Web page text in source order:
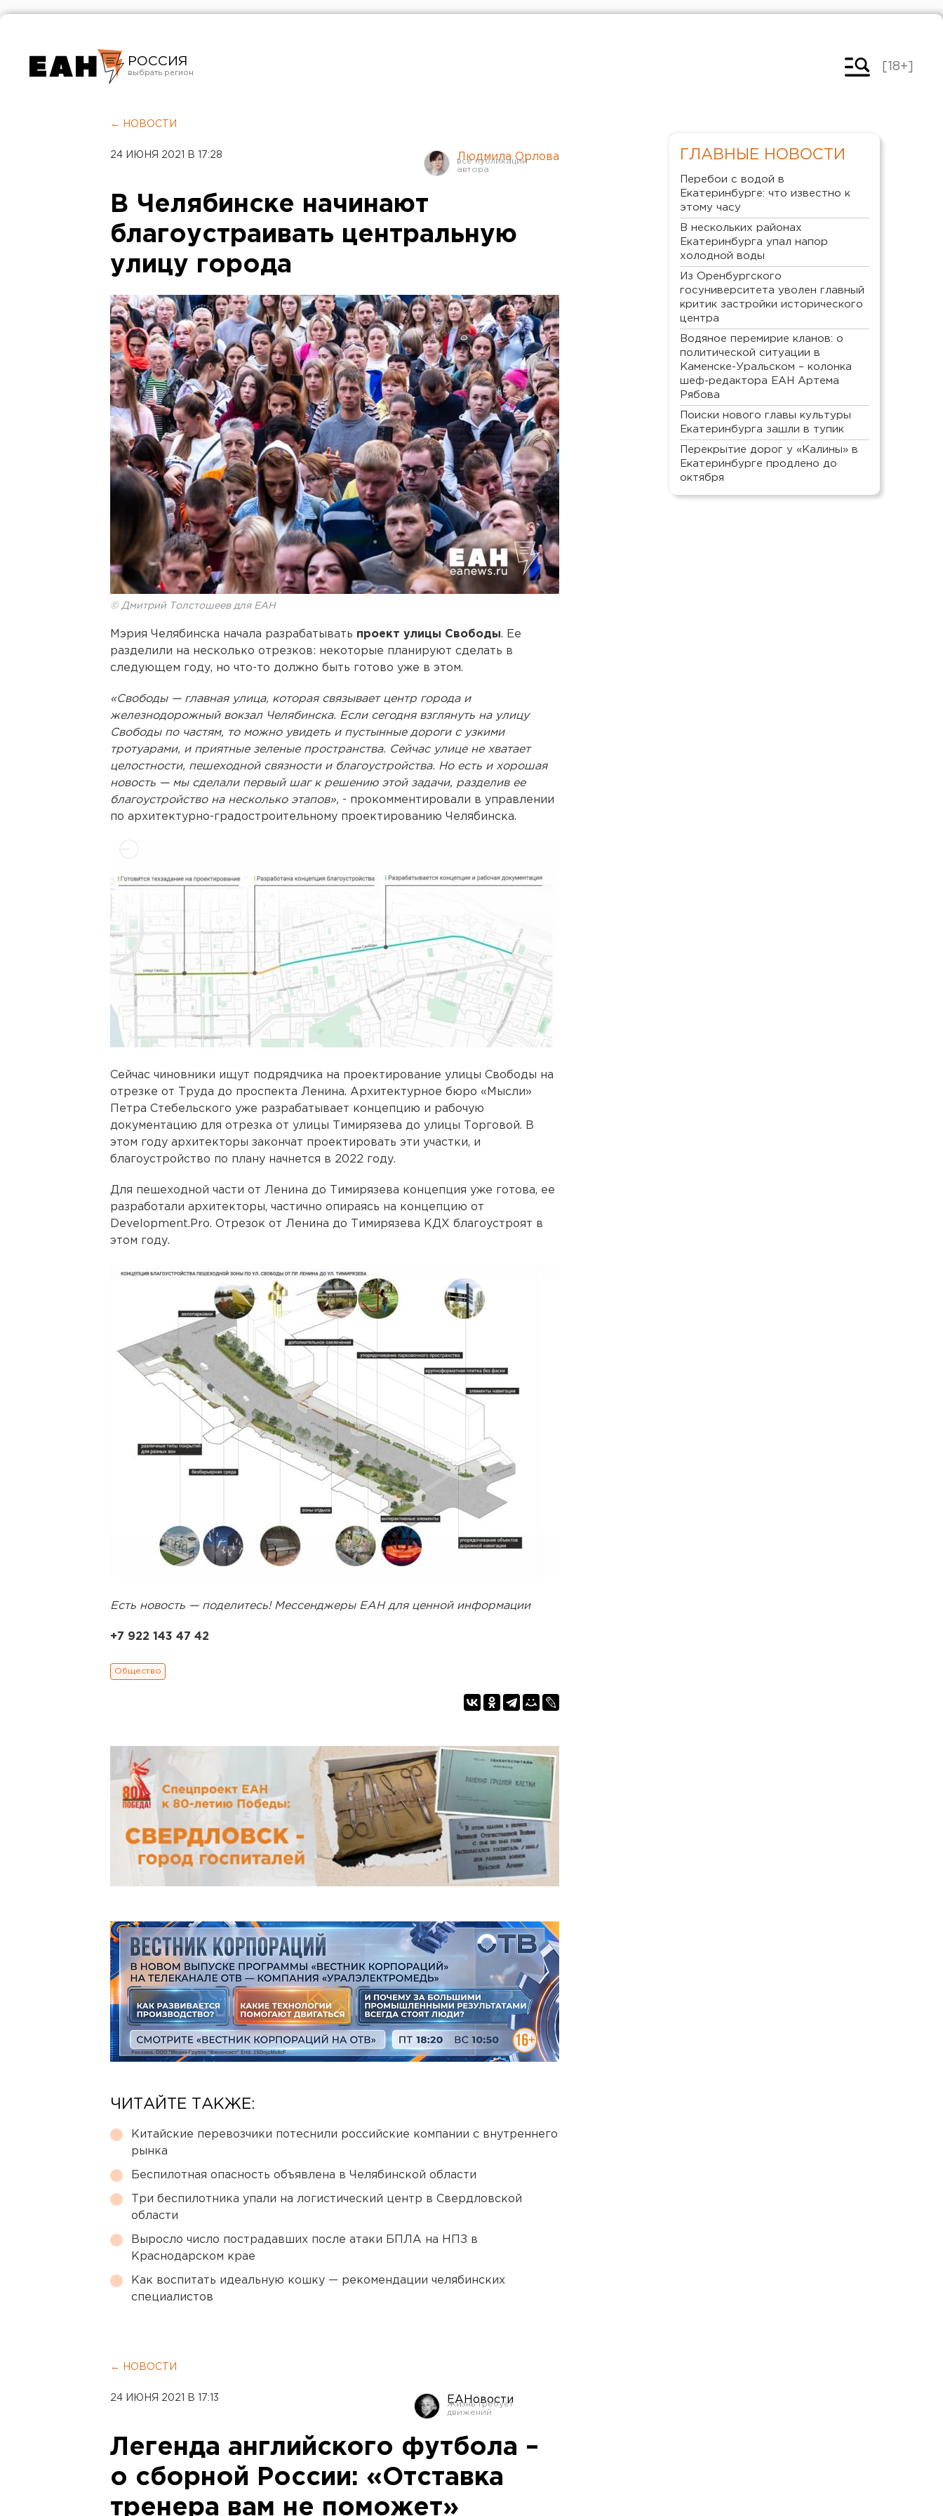
РОССИЯ
Челябинск
[18+]
← НОВОСТИ
24 ИЮНЯ 2021 В 17:28 Людмила Орлова
В Челябинске начинают
благоустраивать центральную
улицу города
© Дмитрий Толстошеев для ЕАН
Мэрия Челябинска начала разрабатывать проект улицы Свободы. Ее
разделили на несколько отрезков: некоторые планируют сделать в
следующем году, но что-то должно быть готово уже в этом.
«Свободы — главная улица, которая связывает центр города и
железнодорожный вокзал Челябинска. Если сегодня взглянуть на улицу
Свободы по частям, то можно увидеть и пустынные дороги с узкими
тротуарами, и приятные зеленые пространства. Сейчас улице не хватает
целостности, пешеходной связности и благоустройства. Но есть и хорошая
новость — мы сделали первый шаг к решению этой задачи, разделив ее
благоустройство на несколько этапов», - прокомментировали в управлении
по архитектурно-градостроительному проектированию Челябинска.
Сейчас чиновники ищут подрядчика на проектирование улицы Свободы на
отрезке от Труда до проспекта Ленина. Архитектурное бюро «Мысли»
Петра Стебельского уже разрабатывает концепцию и рабочую
документацию для отрезка от улицы Тимирязева до улицы Торговой. В
этом году архитекторы закончат проектировать эти участки, и
благоустройство по плану начнется в 2022 году.
Для пешеходной части от Ленина до Тимирязева концепция уже готова, ее
разработали архитекторы, частично опираясь на концепцию от
Development.Pro. Отрезок от Ленина до Тимирязева КДХ благоустроят в
этом году.
Есть новость — поделитесь! Мессенджеры ЕАН для ценной информации
+7 922 143 47 42
Общество
ЧИТАЙТЕ ТАКЖЕ:
Китайские перевозчики потеснили российские компании с внутреннего
рынка
Беспилотная опасность объявлена в Челябинской области
Три беспилотника упали на логистический центр в Свердловской
области
Выросло число пострадавших после атаки БПЛА на НПЗ в
Краснодарском крае
Как воспитать идеальную кошку — рекомендации челябинских
специалистов
← НОВОСТИ
24 ИЮНЯ 2021 В 17:13 ЕАНовости
Легенда английского футбола –
о сборной России: «Отставка
тренера вам не поможет»
ГЛАВНЫЕ НОВОСТИ
Перебои с водой в
Екатеринбурге: что известно к
этому часу
В нескольких районах
Екатеринбурга упал напор
холодной воды
Из Оренбургского
госуниверситета уволен главный
критик застройки исторического
центра
Водяное перемирие кланов: о
политической ситуации в
Каменске-Уральском – колонка
шеф-редактора ЕАН Артема
Рябова
Поиски нового главы культуры
Екатеринбурга зашли в тупик
Перекрытие дорог у «Калины» в
Екатеринбурге продлено до
октября